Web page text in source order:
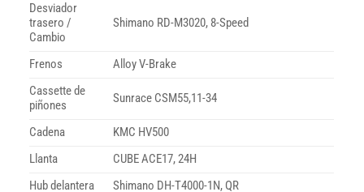
Desviador
trasero /
Cambio
Shimano RD-M3020, 8-Speed
Frenos
Alloy V-Brake
Cassette de
piñones
Sunrace CSM55,11-34
Cadena
KMC HV500
Llanta
CUBE ACE17, 24H
Hub delantera
Shimano DH-T4000-1N, QR